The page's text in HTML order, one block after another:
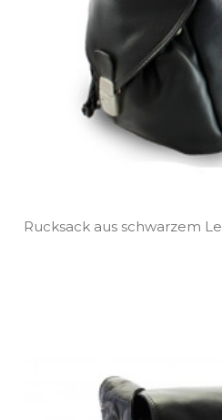
Rucksack aus schwarzem